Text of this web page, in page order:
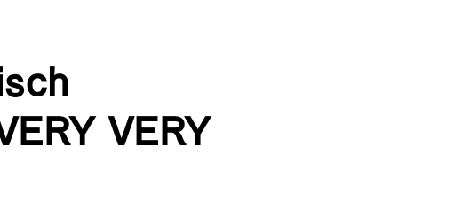
VERY